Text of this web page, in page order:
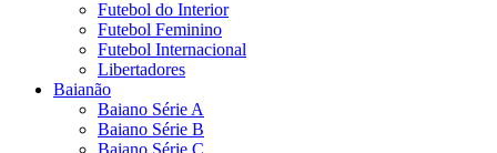
Futebol do Interior
Futebol Feminino
Futebol Internacional
Libertadores
Baianão
Baiano Série A
Baiano Série B
Baiano Série C